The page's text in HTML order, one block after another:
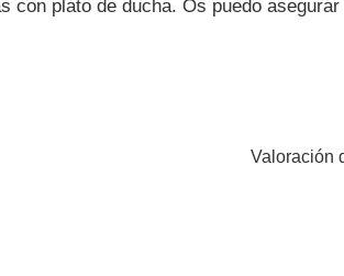
con plato de ducha. Os puedo